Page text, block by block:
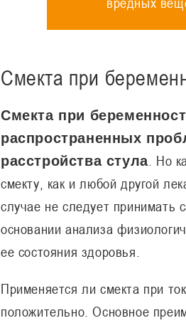
Смекта при
Смекта при
распространенных
расстройства стула. Но
смекту, как и любой другой
случае не следует принимать
основании анализа
ее состояния здоровья.
Применяется ли смекта при
положительно. Основное